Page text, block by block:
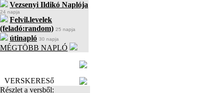
Vezsenyi Ildikó Naplója
24 napja
Felvil.levelek
(feladó:random) 25 napja
útinapló 30 napja
MÉGTÖBB NAPLÓ
VERSKERESő
Részlet a versből: